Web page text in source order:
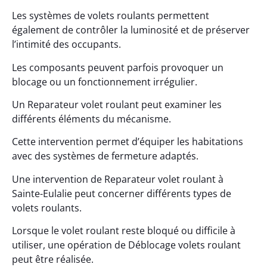
Les systèmes de volets roulants permettent
également de contrôler la luminosité et de préserver
l’intimité des occupants.
Les composants peuvent parfois provoquer un
blocage ou un fonctionnement irrégulier.
Un Reparateur volet roulant peut examiner les
différents éléments du mécanisme.
Cette intervention permet d’équiper les habitations
avec des systèmes de fermeture adaptés.
Une intervention de Reparateur volet roulant à
Sainte-Eulalie peut concerner différents types de
volets roulants.
Lorsque le volet roulant reste bloqué ou difficile à
utiliser, une opération de Déblocage volets roulant
peut être réalisée.